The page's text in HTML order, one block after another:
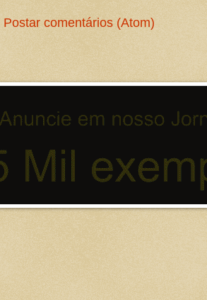
Postar comentários (Atom)